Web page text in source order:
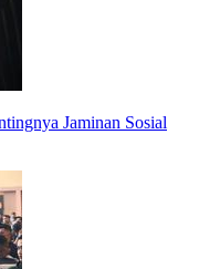
Jaminan Sosial